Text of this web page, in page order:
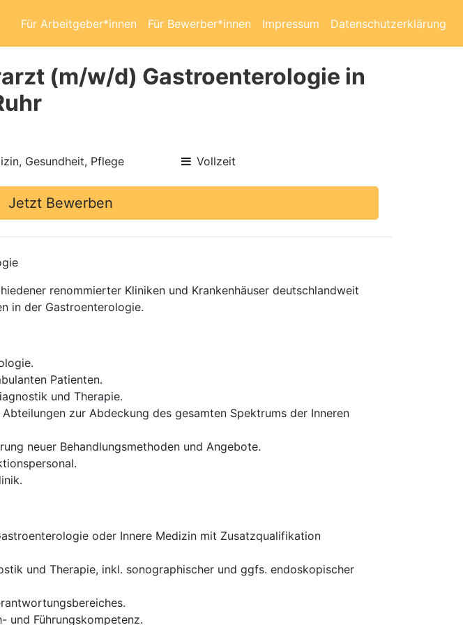
Für Arbeitgeber*innen Für Bewerber*innen Impressum Datenschutzerklärung
(m/w/d) Gastroenterologie in
Gesundheit, Pflege Vollzeit
Jetzt Bewerben
renommierter Kliniken und Krankenhäuser deutschlandweit
in der Gastroenterologie.
Patienten.
und Therapie.
zur Abdeckung des gesamten Spektrums der Inneren
neuer Behandlungsmethoden und Angebote.
oder Innere Medizin mit Zusatzqualifikation
und Therapie, inkl. sonographischer und ggfs. endoskopischer
und Führungskompetenz.